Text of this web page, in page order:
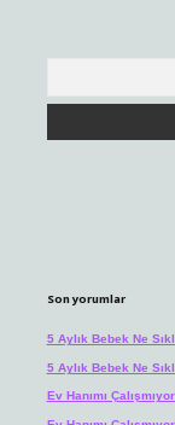
Son yorumlar
5 Aylık Bebek Ne
5 Aylık Bebek Ne
Ev Hanımı